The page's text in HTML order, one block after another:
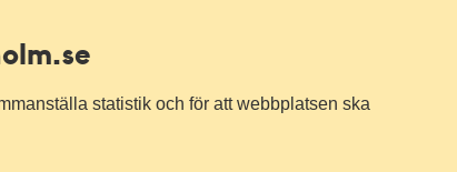
statistik och för att webbplatsen ska